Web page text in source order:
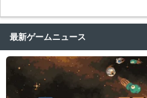
最新ゲームニュース